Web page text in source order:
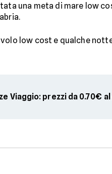
una meta di mare low
volo low cost e qualche
Viaggio: prezzi da 0.70€